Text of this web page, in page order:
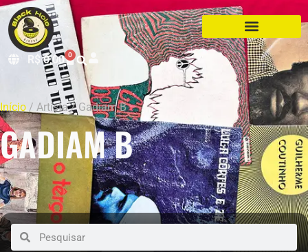
R$0,00 0
Início / Artista / Gadiam B
GADIAM B